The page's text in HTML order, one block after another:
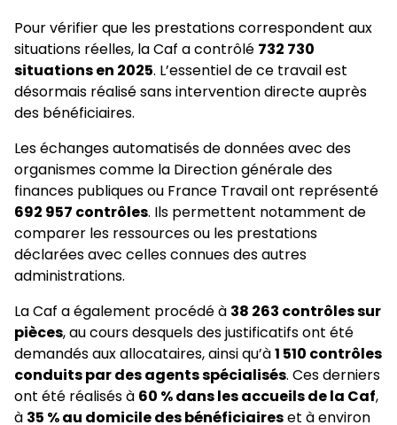
Pour vérifier que les prestations correspondent aux
situations réelles, la Caf a contrôlé 732 730
situations en 2025. L’essentiel de ce travail est
désormais réalisé sans intervention directe auprès
des bénéficiaires.
Les échanges automatisés de données avec des
organismes comme la Direction générale des
finances publiques ou France Travail ont représenté
692 957 contrôles. Ils permettent notamment de
comparer les ressources ou les prestations
déclarées avec celles connues des autres
administrations.
La Caf a également procédé à 38 263 contrôles sur
pièces, au cours desquels des justificatifs ont été
demandés aux allocataires, ainsi qu’à1 510 contrôles
conduits par des agents spécialisés. Ces derniers
ont été réalisés à 60 % dans les accueils de la Caf,
à 35 % au domicile des bénéficiaireset à environ